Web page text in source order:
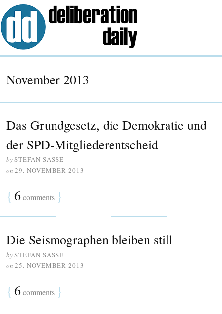
November 2013
Das Grundgesetz, die Demokratie und
der SPD-Mitgliederentscheid
bySTEFAN SASSE
on 29. NOVEMBER 2013
{ 6 comments }
Die Seismographen bleiben still
bySTEFAN SASSE
on 25. NOVEMBER 2013
{ 6 comments }